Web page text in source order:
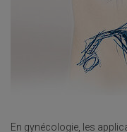
En gynécologie, les